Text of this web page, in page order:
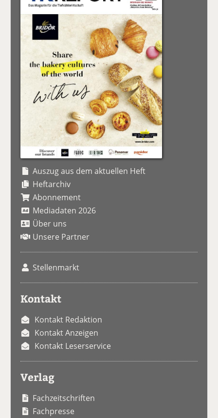
Auszug aus dem aktuellen Heft
Heftarchiv
Abonnement
Mediadaten 2026
Über uns
Unsere Partner
Stellenmarkt
Kontakt
Kontakt Redaktion
Kontakt Anzeigen
Kontakt Leserservice
Verlag
Fachzeitschriften
Fachpresse